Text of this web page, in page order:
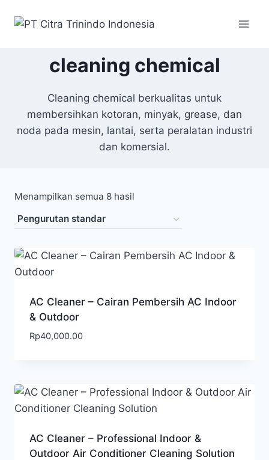
cleaning chemical
Cleaning chemical berkualitas untuk
membersihkan kotoran, minyak, grease, dan
noda pada mesin, lantai, serta peralatan industri
dan komersial.
Menampilkan semua 8 hasil
AC Cleaner – Cairan Pembersih AC Indoor
& Outdoor
Rp40,000.00
AC Cleaner – Professional Indoor &
Outdoor Air Conditioner Cleaning Solution